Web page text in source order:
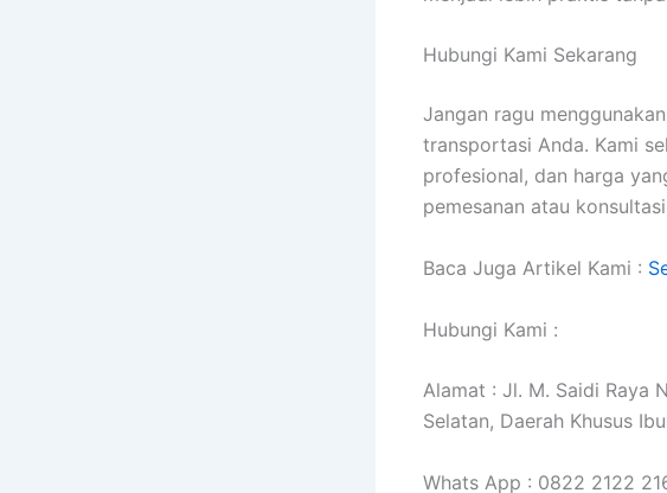
Hubungi Kami Sekarang
Jangan ragu
transportasi Anda. Kami
profesional, dan harga
pemesanan atau
Baca Juga Artikel Kami :
Hubungi Kami :
Alamat : Jl. M. Saidi Raya
Selatan, Daerah Khusus
Whats App : 0822 2122